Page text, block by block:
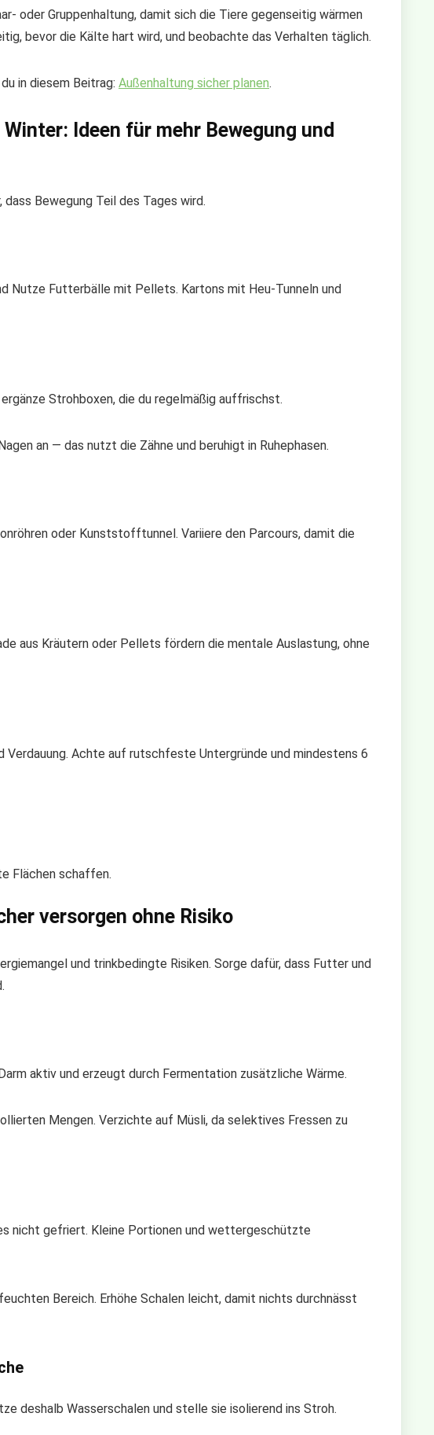
oder Gruppenhaltung, damit sich die Tiere gegenseitig wärmen
bevor die Kälte hart wird, und beobachte das Verhalten täglich.
in diesem Beitrag: Außenhaltung sicher planen.
Ideen für mehr Bewegung und
Bewegung Teil des Tages wird.
Nutze Futterbälle mit Pellets. Kartons mit Heu‑Tunneln und
Strohboxen, die du regelmäßig auffrischst.
an — das nutzt die Zähne und beruhigt in Ruhephasen.
oder Kunststofftunnel. Variiere den Parcours, damit die
aus Kräutern oder Pellets fördern die mentale Auslastung, ohne
Verdauung. Achte auf rutschfeste Untergründe und mindestens 6
Flächen schaffen.
versorgen ohne Risiko
und trinkbedingte Risiken. Sorge dafür, dass Futter und
aktiv und erzeugt durch Fermentation zusätzliche Wärme.
Mengen. Verzichte auf Müsli, da selektives Fressen zu
nicht gefriert. Kleine Portionen und wettergeschützte
Bereich. Erhöhe Schalen leicht, damit nichts durchnässt
deshalb Wasserschalen und stelle sie isolierend ins Stroh.